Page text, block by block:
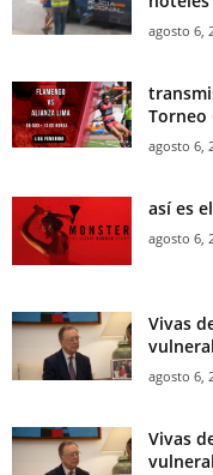
agosto 6,
Torneo
agosto 6,
así es
agosto 6,
Vivas
agosto 6,
Vivas